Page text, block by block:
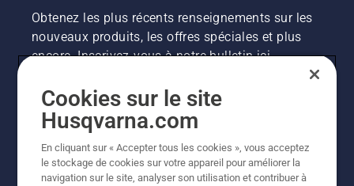
Obtenez les plus récents renseignements sur les
nouveaux produits, les offres spéciales et plus
encore. Inscrivez-vous à notre bulletin ici.
INSCRIPTION À LA NEWSLETTER
Cookies sur le site
Husqvarna.com
En cliquant sur « Accepter tous les cookies », vous acceptez
le stockage de cookies sur votre appareil pour améliorer la
navigation sur le site, analyser son utilisation et contribuer à